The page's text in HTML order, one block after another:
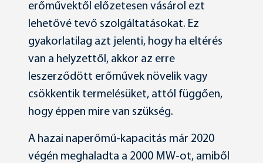
erőművektől előzetesen vásárol ezt
lehetővé tevő szolgáltatásokat. Ez
gyakorlatilag azt jelenti, hogy ha eltérés
van a helyzettől, akkor az erre
leszerződött erőművek növelik vagy
csökkentik termelésüket, attól függően,
hogy éppen mire van szükség.
A hazai naperőmű-kapacitás már 2020
végén meghaladta a 2000 MW-ot, amiből